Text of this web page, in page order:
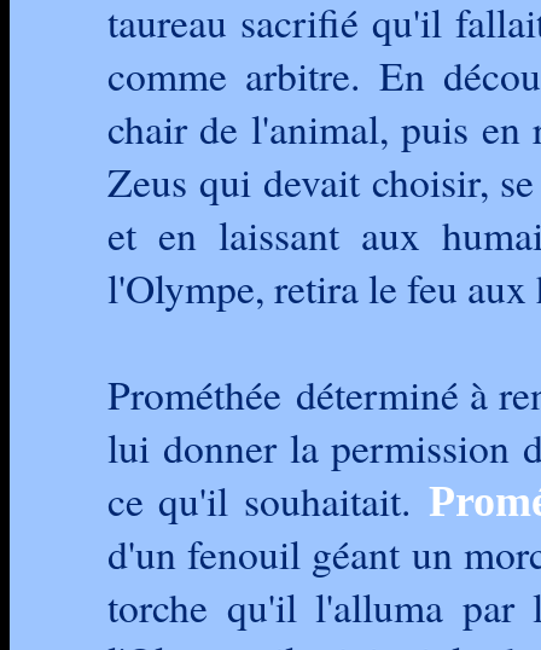
taureau sacrifié qu'il
comme arbitre. En
chair de l'animal, puis en
Zeus qui devait choisir,
et en laissant aux
l'Olympe, retira le feu
Prométhée déterminé à
lui donner la permission
ce qu'il souhaitait.
d'un fenouil géant un
torche qu'il l'alluma par